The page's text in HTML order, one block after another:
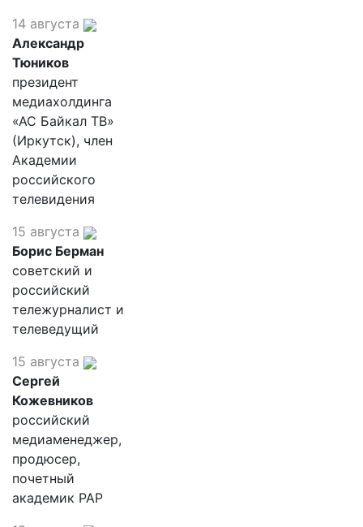
14 августа
Александр
Тюников
президент
медиахолдинга
«АС Байкал ТВ»
(Иркутск), член
Академии
российского
телевидения
15 августа
Борис Берман
советский и
российский
тележурналист и
телеведущий
15 августа
Сергей
Кожевников
российский
медиаменеджер,
продюсер,
почетный
академик РАР